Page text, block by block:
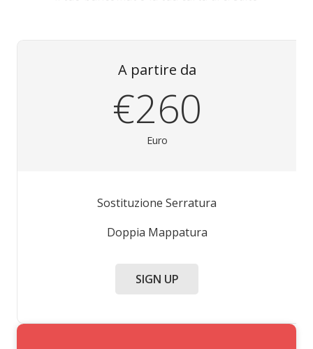
A partire da
€260
Euro
Sostituzione Serratura
Doppia Mappatura
SIGN UP